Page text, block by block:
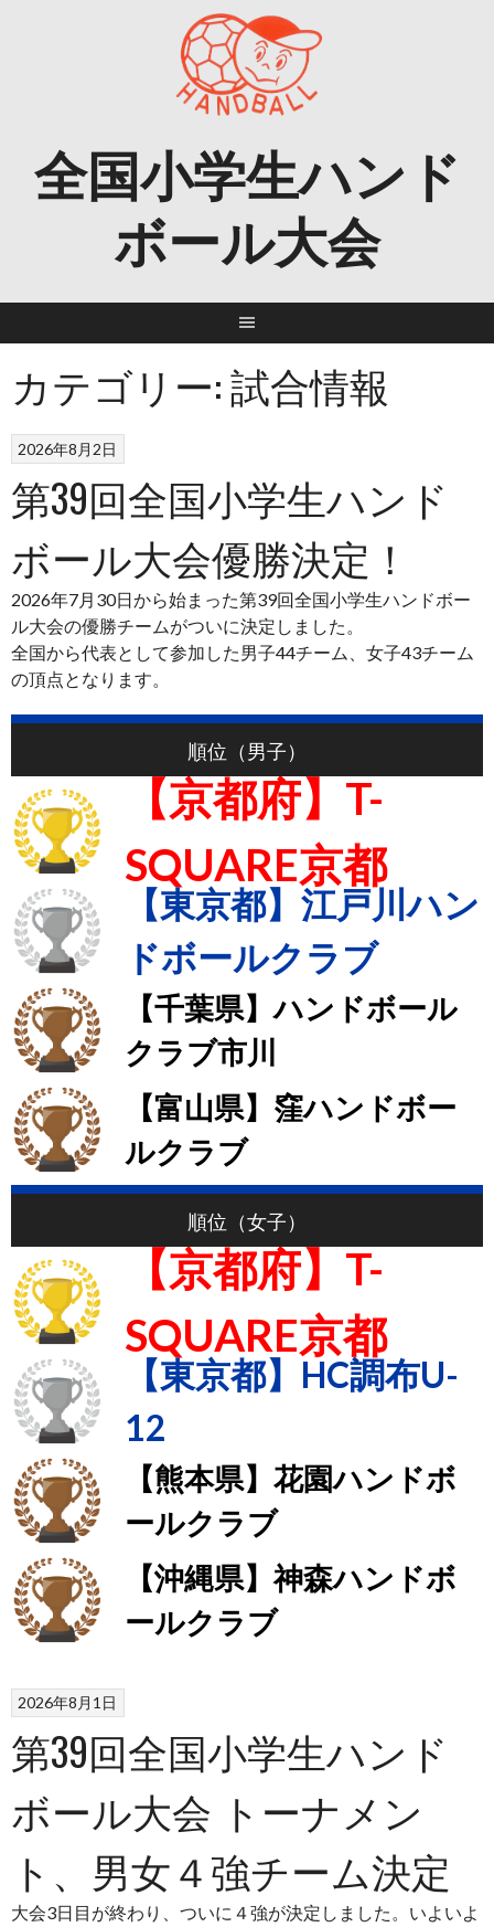
全国小学生ハンド
ボール大会
カテゴリー:試合情報
2026年8月2日
第39回全国小学生ハンド
ボール大会優勝決定！
2026年7月30日から始まった第39回全国小学生ハンドボー
ル大会の優勝チームがついに決定しました。
全国から代表として参加した男子44チーム、女子43チーム
の頂点となります。
順位（男子）
【京都府】T-
SQUARE京都
【東京都】江戸川ハン
ドボールクラブ
【千葉県】ハンドボール
クラブ市川
【富山県】窪ハンドボー
ルクラブ
順位（女子）
【京都府】T-
SQUARE京都
【東京都】HC調布U-
12
【熊本県】花園ハンドボ
ールクラブ
【沖縄県】神森ハンドボ
ールクラブ
2026年8月1日
第39回全国小学生ハンド
ボール大会 トーナメン
ト、男女４強チーム決定
大会3日目が終わり、ついに４強が決定しました。いよいよ